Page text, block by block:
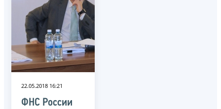
22.05.2018 16:21
ФНС России